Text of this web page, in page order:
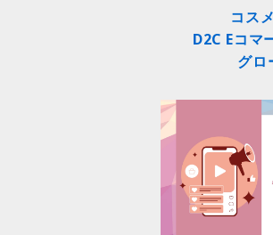
コス
D2C Eコマ
グロ